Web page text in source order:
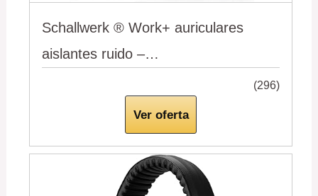
Schallwerk ® Work+ auriculares
aislantes ruido –…
(296)
Ver oferta